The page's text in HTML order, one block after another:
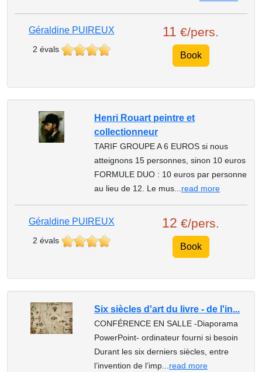
Géraldine PUIREUX
2 évals
11 €/pers.
Book
Henri Rouart peintre et
collectionneur
TARIF GROUPE A 6 EUROS si nous
atteignons 15 personnes, sinon 10 euros
FORMULE DUO : 10 euros par personne
au lieu de 12. Le mus... read more
Géraldine PUIREUX
2 évals
12 €/pers.
Book
Six siècles d'art du livre - de l'in...
CONFÉRENCE EN SALLE -Diaporama
PowerPoint- ordinateur fourni si besoin
Durant les six derniers siècles, entre
l’invention de l’imp... read more